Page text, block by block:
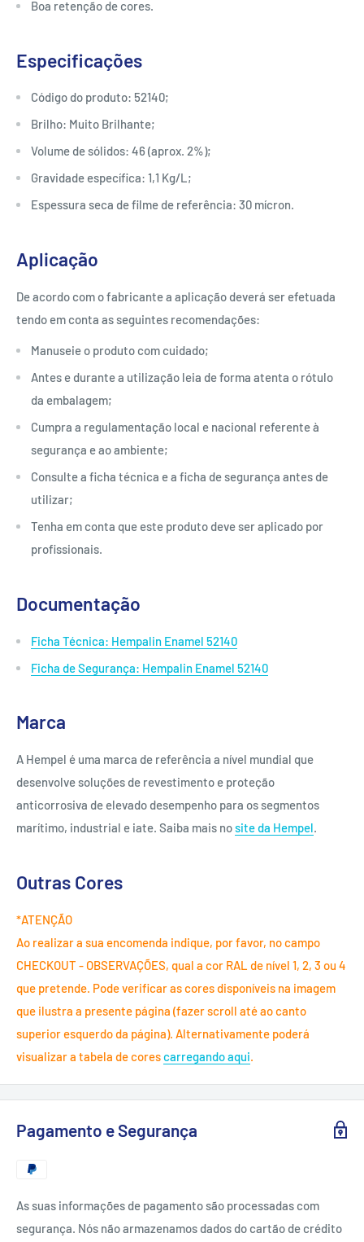
Boa retenção de cores.
Especificações
Código do produto: 52140;
Brilho: Muito Brilhante;
Volume de sólidos: 46 (aprox. 2%);
Gravidade específica: 1,1 Kg/L;
Espessura seca de filme de referência: 30 mícron.
Aplicação
De acordo com o fabricante a aplicação deverá ser efetuada
tendo em conta as seguintes recomendações:
Manuseie o produto com cuidado;
Antes e durante a utilização leia de forma atenta o rótulo
da embalagem;
Cumpra a regulamentação local e nacional referente à
segurança e ao ambiente;
Consulte a ficha técnica e a ficha de segurança antes de
utilizar;
Tenha em conta que este produto deve ser aplicado por
profissionais.
Documentação
Ficha Técnica: Hempalin Enamel 52140
Ficha de Segurança: Hempalin Enamel 52140
Marca
A Hempel é uma marca de referência a nível mundial que
desenvolve soluções de revestimento e proteção
anticorrosiva de elevado desempenho para os segmentos
marítimo, industrial e iate. Saiba mais nosite da Hempel.
Outras Cores
*ATENÇÃO
Ao realizar a sua encomenda indique, por favor, no campo
CHECKOUT - OBSERVAÇÕES, qual a cor RAL de nível 1, 2, 3 ou 4
que pretende. Pode verificar as cores disponíveis na imagem
que ilustra a presente página (fazer scroll até ao canto
superior esquerdo da página). Alternativamente poderá
visualizar a tabela de corescarregando aqui.
Pagamento e Segurança
As suas informações de pagamento são processadas com
segurança. Nós não armazenamos dados do cartão de crédito